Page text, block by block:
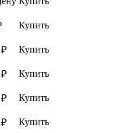
Купить
₽
Купить
₽
Купить
₽
Купить
₽
Купить